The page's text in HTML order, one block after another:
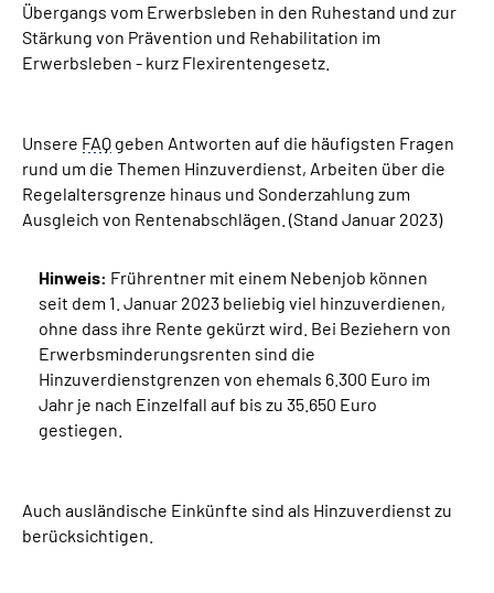
Über uns & Presse
Suche
Language
Leichte Sprache
Mein Kundenportal
Übergangs vom Erwerbsleben in den Ruhestand und zur
Stärkung von Prävention und Rehabilitation im
Erwerbsleben - kurz Flexirentengesetz.
Unsere FAQ geben Antworten auf die häufigsten Fragen
rund um die Themen Hinzuverdienst, Arbeiten über die
Regelaltersgrenze hinaus und Sonderzahlung zum
Ausgleich von Rentenabschlägen. (Stand Januar 2023)
Hinweis: Frührentner mit einem Nebenjob können
seit dem 1. Januar 2023 beliebig viel hinzuverdienen,
ohne dass ihre Rente gekürzt wird. Bei Beziehern von
Erwerbsminderungsrenten sind die
Hinzuverdienstgrenzen von ehemals 6.300 Euro im
Jahr je nach Einzelfall auf bis zu 35.650 Euro
gestiegen.
Auch ausländische Einkünfte sind als Hinzuverdienst zu
berücksichtigen.